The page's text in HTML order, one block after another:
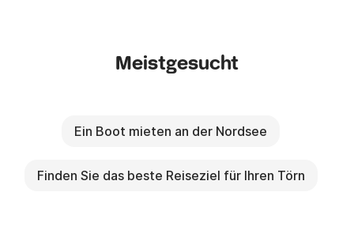
Meistgesucht
Ein Boot mieten an der Nordsee
Finden Sie das beste Reiseziel für Ihren Törn